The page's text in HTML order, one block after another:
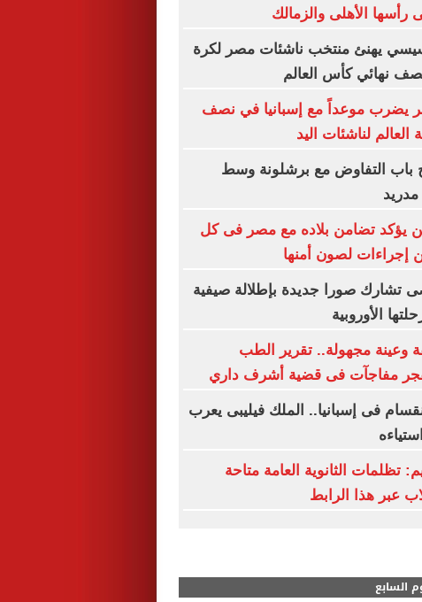
رأسها الأهلى والزمالك
يهنئ منتخب ناشئات مصر لكرة
نصف نهائي كأس العالم
يضرب موعداً مع إسبانيا في نصف
العالم لناشئات اليد
باب التفاوض مع برشلونة وسط
يؤكد تضامن بلاده مع مصر فى كل
إجراءات لصون أمنها
تشارك صورا جديدة بإطلالة صيفية
الأوروبية
وعينة مجهولة.. تقرير الطب
مفاجآت فى قضية أشرف داري
فى إسبانيا.. الملك فيليبى يعرب
تظلمات الثانوية العامة متاحة
عبر هذا الرابط
السابع